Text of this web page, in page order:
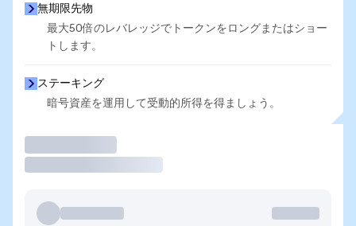
無期限先物
最大50倍のレバレッジでトークンをロングまたはショー
トします。
ステーキング
暗号資産を運用して受動的所得を得ましょう。